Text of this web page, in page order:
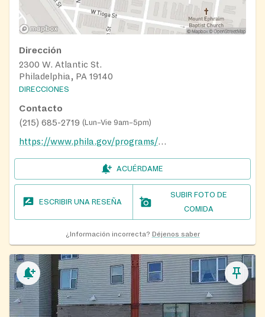
Dirección
2300 W. Atlantic St.
Philadelphia, PA 19140
DIRECCIONES
Contacto
(215) 685-2719 ( Lun–Vie 9am–5pm)
https://www.phila.gov/programs/playstreets/
ACUÉRDAME
ESCRIBIR UNA RESEÑA
SUBIR FOTO DE
COMIDA
¿Información incorrecta? Déjenos saber